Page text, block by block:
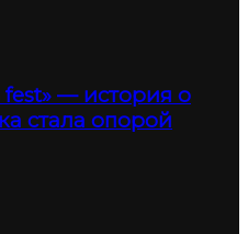
fest» — история о
стала опорой